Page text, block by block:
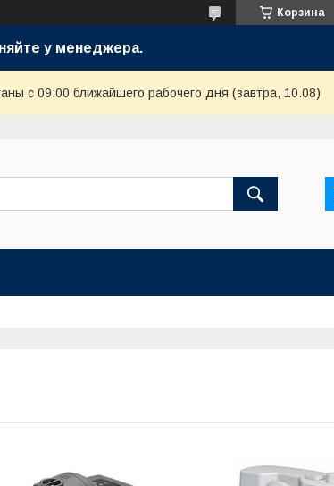
Корзина
у менеджера.
с 09:00 ближайшего рабочего дня (завтра, 10.08)